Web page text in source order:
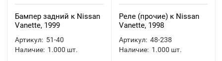
Бампер задний к Nissan
Vanette, 1999
Артикул: 51-40
Наличие: 1.000 шт.
Реле (прочие) к Nissan
Vanette, 1998
Артикул: 48-238
Наличие: 1.000 шт.